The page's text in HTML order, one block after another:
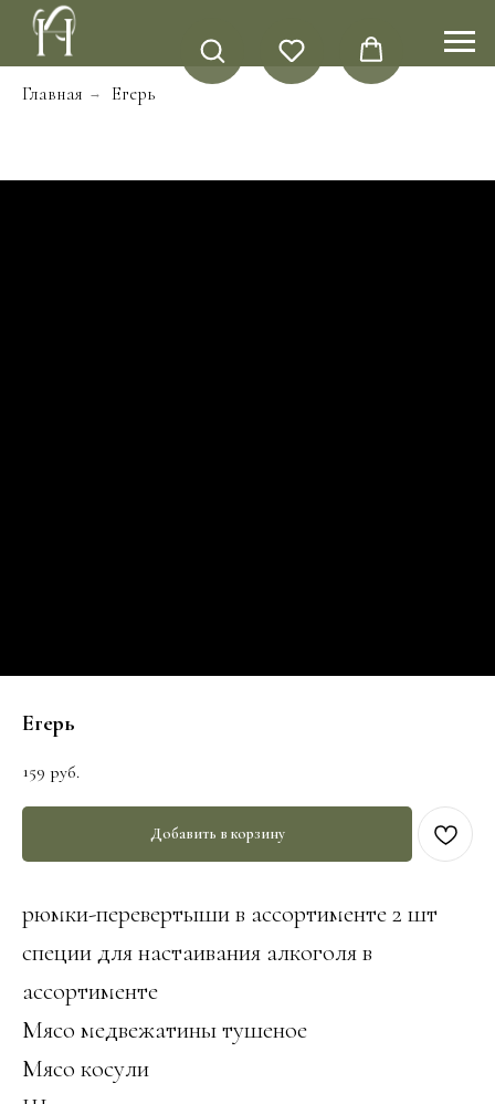
Главная → Егерь
Егерь
159 руб.
Добавить в корзину
рюмки-перевертыши в ассортименте 2 шт
специи для настаивания алкоголя в
ассортименте
Мясо медвежатины тушеное
Мясо косули